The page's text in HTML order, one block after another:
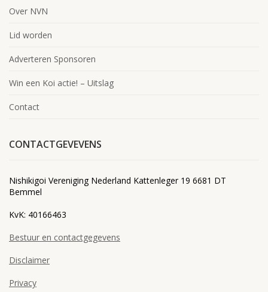
Over NVN
Lid worden
Adverteren Sponsoren
Win een Koi actie! – Uitslag
Contact
CONTACTGEVEVENS
Nishikigoi Vereniging Nederland Kattenleger 19 6681 DT
Bemmel
KvK: 40166463
Bestuur en contactgegevens
Disclaimer
Privacy